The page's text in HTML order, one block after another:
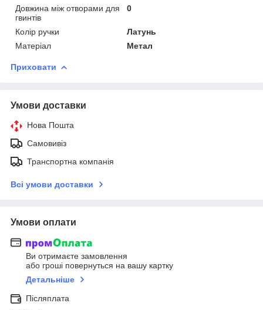
Довжина між отворами для
гвинтів
0
Колір ручки
Латунь
Матеріал
Метал
Приховати
Умови доставки
Нова Пошта
Самовивіз
Транспортна компанія
Всі умови доставки
Умови оплати
Ви отримаєте замовлення
або гроші повернуться на вашу картку
Детальніше
Післяплата